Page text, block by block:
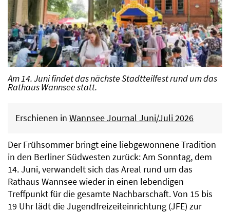
Am 14. Juni findet das nächste Stadtteilfest rund um das
Rathaus Wannsee statt.
Erschienen in Wannsee Journal Juni/Juli 2026
Der Frühsommer bringt eine liebgewonnene Tradition
in den Berliner Südwesten zurück: Am Sonntag, dem
14. Juni, verwandelt sich das Areal rund um das
Rathaus Wannsee wieder in einen lebendigen
Treffpunkt für die gesamte Nachbarschaft. Von 15 bis
19 Uhr lädt die Jugendfreizeiteinrichtung (JFE) zur